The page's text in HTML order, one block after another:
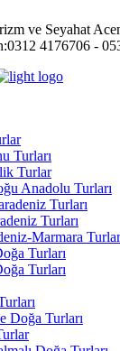
ve Seyahat
4176706 -
Turları
Turlar
Anadolu Turları
Turları
Turları
Marmara
Turları
Turları
Doğa Turları